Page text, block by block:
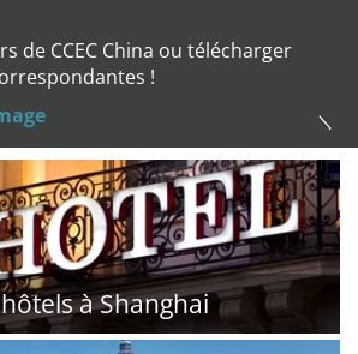
de CCEC China ou télécharger
!
à Shanghai